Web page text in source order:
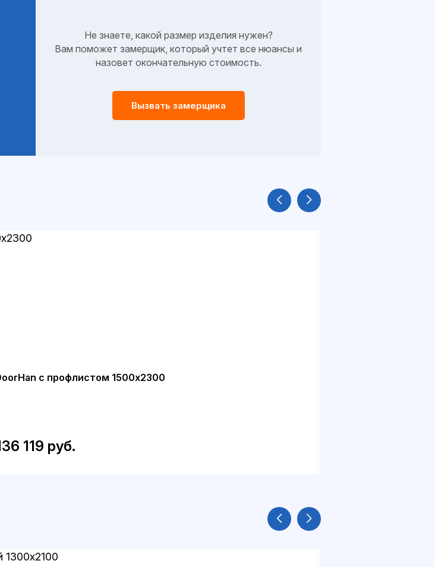
Не знаете, какой размер изделия нужен?
Вам поможет замерщик, который учтет все нюансы и
назовет окончательную стоимость.
Вызвать замерщика
с профлистом 1500x2300
119 руб.